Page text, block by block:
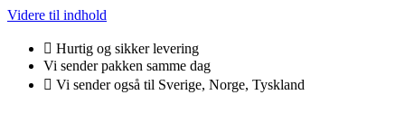
Videre til indhold
Hurtig og sikker levering
Vi sender pakken samme dag
Vi sender også til Sverige, Norge, Tyskland